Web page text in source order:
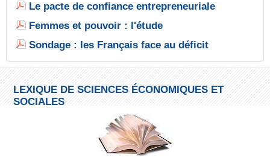
Le pacte de confiance entrepreneuriale
Femmes et pouvoir : l'étude
Sondage : les Français face au déficit
LEXIQUE DE SCIENCES ÉCONOMIQUES ET
SOCIALES